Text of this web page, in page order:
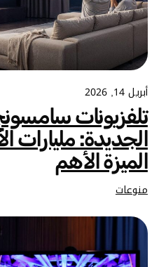
أبريل 14, 2026
الجديدة: مليارات
الميزة الأهم
منوعات